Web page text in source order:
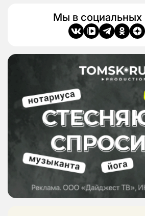
Мы в социальных